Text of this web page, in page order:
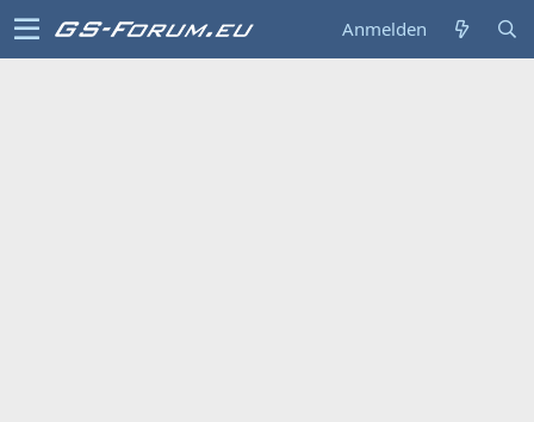
Anmelden